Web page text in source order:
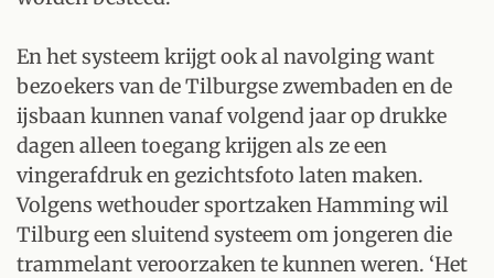
En het systeem krijgt ook al navolging want
bezoekers van de Tilburgse zwembaden en de
ijsbaan kunnen vanaf volgend jaar op drukke
dagen alleen toegang krijgen als ze een
vingerafdruk en gezichtsfoto laten maken.
Volgens wethouder sportzaken Hamming wil
Tilburg een sluitend systeem om jongeren die
trammelant veroorzaken te kunnen weren. ‘Het